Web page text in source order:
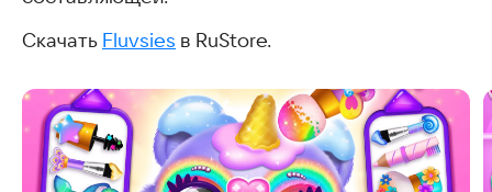
Скачать Fluvsies в RuStore.